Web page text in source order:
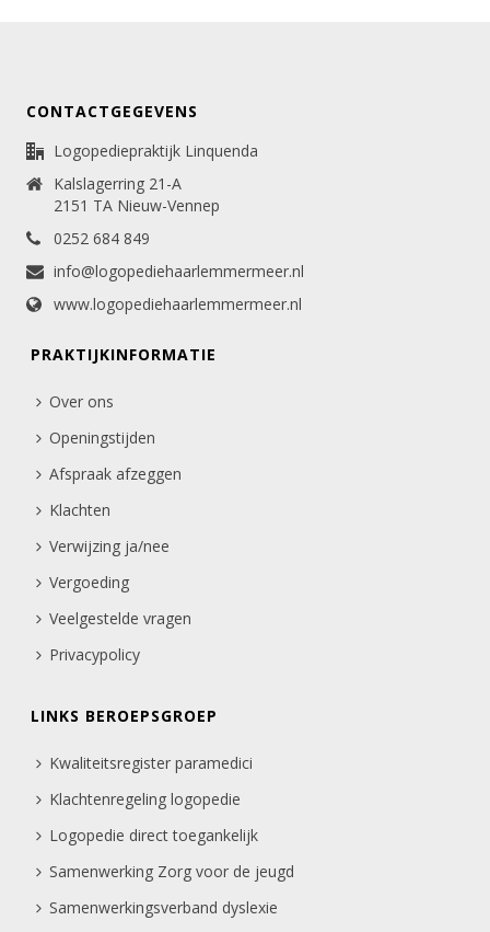
CONTACTGEGEVENS
Logopediepraktijk Linquenda
Kalslagerring 21-A
2151 TA Nieuw-Vennep
0252 684 849
info@logopediehaarlemmermeer.nl
www.logopediehaarlemmermeer.nl
PRAKTIJKINFORMATIE
Over ons
Openingstijden
Afspraak afzeggen
Klachten
Verwijzing ja/nee
Vergoeding
Veelgestelde vragen
Privacypolicy
LINKS BEROEPSGROEP
Kwaliteitsregister paramedici
Klachtenregeling logopedie
Logopedie direct toegankelijk
Samenwerking Zorg voor de jeugd
Samenwerkingsverband dyslexie